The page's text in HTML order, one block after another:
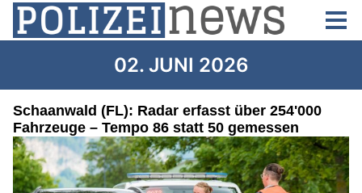
02. JUNI 2026
Schaanwald (FL): Radar erfasst über 254'000
Fahrzeuge – Tempo 86 statt 50 gemessen